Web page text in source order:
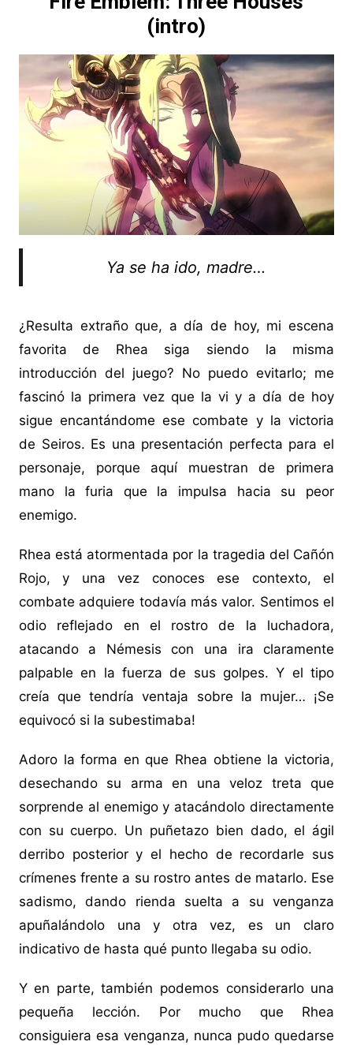
(intro)
Ya se ha ido, madre…
¿Resulta extraño que, a día de hoy, mi escena
favorita de Rhea siga siendo la misma
introducción del juego? No puedo evitarlo; me
fascinó la primera vez que la vi y a día de hoy
sigue encantándome ese combate y la victoria
de Seiros. Es una presentación perfecta para el
personaje, porque aquí muestran de primera
mano la furia que la impulsa hacia su peor
enemigo.
Rhea está atormentada por la tragedia del Cañón
Rojo, y una vez conoces ese contexto, el
combate adquiere todavía más valor. Sentimos el
odio reflejado en el rostro de la luchadora,
atacando a Némesis con una ira claramente
palpable en la fuerza de sus golpes. Y el tipo
creía que tendría ventaja sobre la mujer… ¡Se
equivocó si la subestimaba!
Adoro la forma en que Rhea obtiene la victoria,
desechando su arma en una veloz treta que
sorprende al enemigo y atacándolo directamente
con su cuerpo. Un puñetazo bien dado, el ágil
derribo posterior y el hecho de recordarle sus
crímenes frente a su rostro antes de matarlo. Ese
sadismo, dando rienda suelta a su venganza
apuñalándolo una y otra vez, es un claro
indicativo de hasta qué punto llegaba su odio.
Y en parte, también podemos considerarlo una
pequeña lección. Por mucho que Rhea
consiguiera esa venganza, nunca pudo quedarse